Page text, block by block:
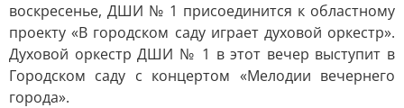
воскресенье, ДШИ № 1 присоединится к областному
проекту «В городском саду играет духовой оркестр».
Духовой оркестр ДШИ № 1 в этот вечер выступит в
Городском саду с концертом «Мелодии вечернего
города».